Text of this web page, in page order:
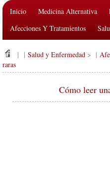
Inicio Medicina Alternativa
Afecciones Y Tratamientos
Salud Pública Y Seguridad
| | Salud y Enfermedad > |
raras
Cómo leer